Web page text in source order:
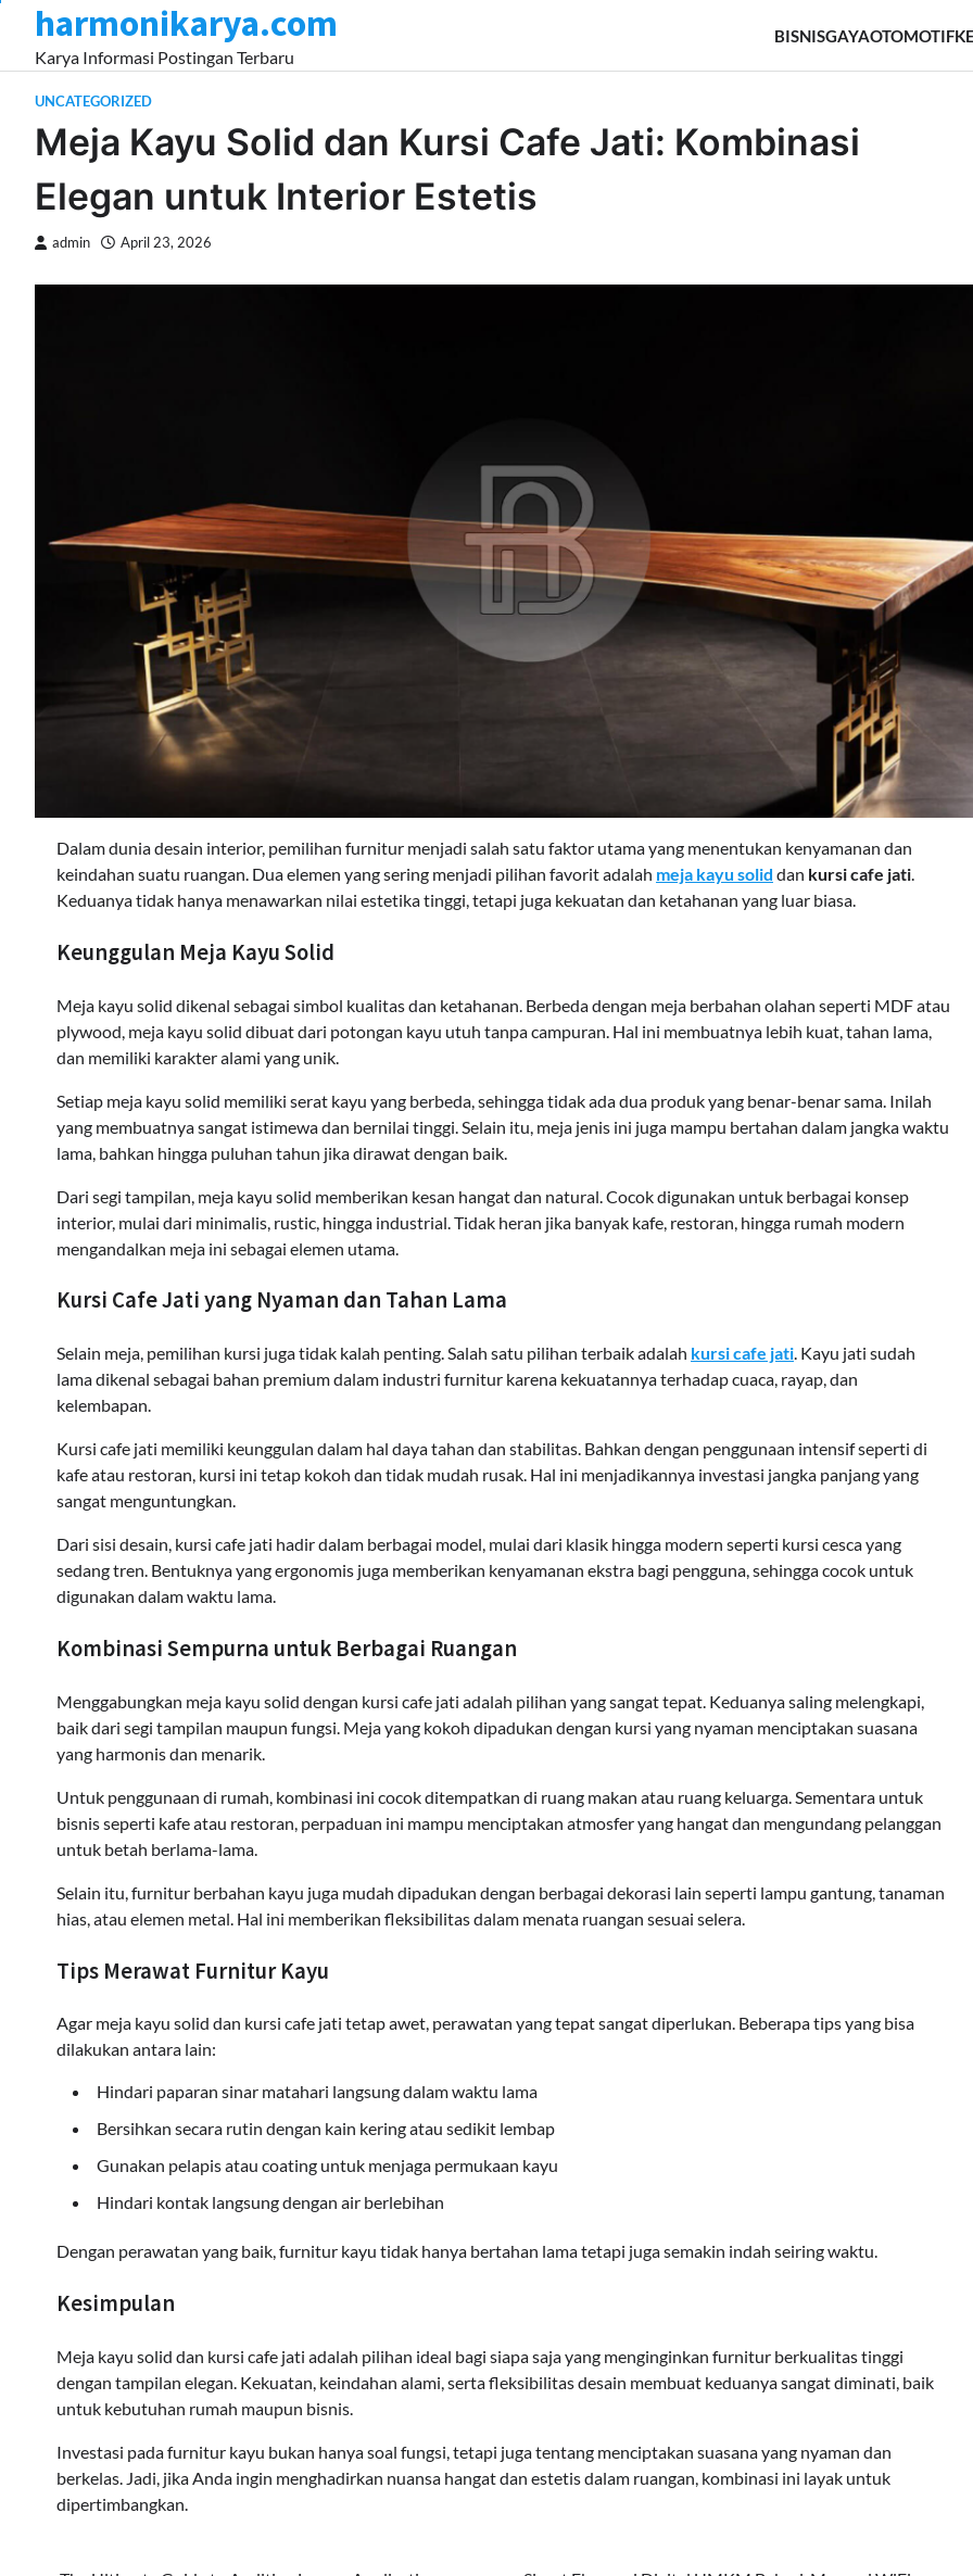
content
harmonikarya.com
Karya Informasi Postingan Terbaru
BISNISGAYAOTOMOTIF
UNCATEGORIZED
Meja Kayu Solid dan Kursi Cafe Jati: Kombinasi
Elegan untuk Interior Estetis
admin April 23, 2026
Dalam dunia desain interior, pemilihan furnitur menjadi salah satu faktor utama yang menentukan kenyamanan dan
keindahan suatu ruangan. Dua elemen yang sering menjadi pilihan favorit adalah meja kayu solid dan kursi cafe jati.
Keduanya tidak hanya menawarkan nilai estetika tinggi, tetapi juga kekuatan dan ketahanan yang luar biasa.
Keunggulan Meja Kayu Solid
Meja kayu solid dikenal sebagai simbol kualitas dan ketahanan. Berbeda dengan meja berbahan olahan seperti MDF atau
plywood, meja kayu solid dibuat dari potongan kayu utuh tanpa campuran. Hal ini membuatnya lebih kuat, tahan lama,
dan memiliki karakter alami yang unik.
Setiap meja kayu solid memiliki serat kayu yang berbeda, sehingga tidak ada dua produk yang benar-benar sama. Inilah
yang membuatnya sangat istimewa dan bernilai tinggi. Selain itu, meja jenis ini juga mampu bertahan dalam jangka waktu
lama, bahkan hingga puluhan tahun jika dirawat dengan baik.
Dari segi tampilan, meja kayu solid memberikan kesan hangat dan natural. Cocok digunakan untuk berbagai konsep
interior, mulai dari minimalis, rustic, hingga industrial. Tidak heran jika banyak kafe, restoran, hingga rumah modern
mengandalkan meja ini sebagai elemen utama.
Kursi Cafe Jati yang Nyaman dan Tahan Lama
Selain meja, pemilihan kursi juga tidak kalah penting. Salah satu pilihan terbaik adalah kursi cafe jati. Kayu jati sudah
lama dikenal sebagai bahan premium dalam industri furnitur karena kekuatannya terhadap cuaca, rayap, dan
kelembapan.
Kursi cafe jati memiliki keunggulan dalam hal daya tahan dan stabilitas. Bahkan dengan penggunaan intensif seperti di
kafe atau restoran, kursi ini tetap kokoh dan tidak mudah rusak. Hal ini menjadikannya investasi jangka panjang yang
sangat menguntungkan.
Dari sisi desain, kursi cafe jati hadir dalam berbagai model, mulai dari klasik hingga modern seperti kursi cesca yang
sedang tren. Bentuknya yang ergonomis juga memberikan kenyamanan ekstra bagi pengguna, sehingga cocok untuk
digunakan dalam waktu lama.
Kombinasi Sempurna untuk Berbagai Ruangan
Menggabungkan meja kayu solid dengan kursi cafe jati adalah pilihan yang sangat tepat. Keduanya saling melengkapi,
baik dari segi tampilan maupun fungsi. Meja yang kokoh dipadukan dengan kursi yang nyaman menciptakan suasana
yang harmonis dan menarik.
Untuk penggunaan di rumah, kombinasi ini cocok ditempatkan di ruang makan atau ruang keluarga. Sementara untuk
bisnis seperti kafe atau restoran, perpaduan ini mampu menciptakan atmosfer yang hangat dan mengundang pelanggan
untuk betah berlama-lama.
Selain itu, furnitur berbahan kayu juga mudah dipadukan dengan berbagai dekorasi lain seperti lampu gantung, tanaman
hias, atau elemen metal. Hal ini memberikan fleksibilitas dalam menata ruangan sesuai selera.
Tips Merawat Furnitur Kayu
Agar meja kayu solid dan kursi cafe jati tetap awet, perawatan yang tepat sangat diperlukan. Beberapa tips yang bisa
dilakukan antara lain:
Hindari paparan sinar matahari langsung dalam waktu lama
Bersihkan secara rutin dengan kain kering atau sedikit lembap
Gunakan pelapis atau coating untuk menjaga permukaan kayu
Hindari kontak langsung dengan air berlebihan
Dengan perawatan yang baik, furnitur kayu tidak hanya bertahan lama tetapi juga semakin indah seiring waktu.
Kesimpulan
Meja kayu solid dan kursi cafe jati adalah pilihan ideal bagi siapa saja yang menginginkan furnitur berkualitas tinggi
dengan tampilan elegan. Kekuatan, keindahan alami, serta fleksibilitas desain membuat keduanya sangat diminati, baik
untuk kebutuhan rumah maupun bisnis.
Investasi pada furnitur kayu bukan hanya soal fungsi, tetapi juga tentang menciptakan suasana yang nyaman dan
berkelas. Jadi, jika Anda ingin menghadirkan nuansa hangat dan estetis dalam ruangan, kombinasi ini layak untuk
dipertimbangkan.